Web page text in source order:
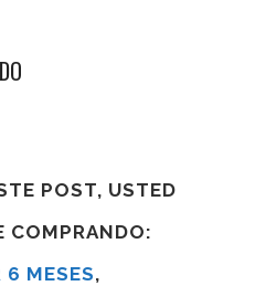
POST, USTED
COMPRANDO:
6 MESES,